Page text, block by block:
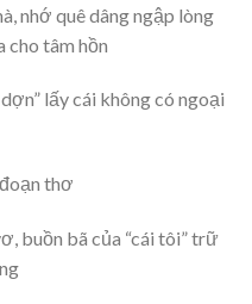
nhớ quê dâng ngập lòng
cho tâm hồn
lấy cái không có ngoại
thơ
buồn bã của “cái tôi” trữ